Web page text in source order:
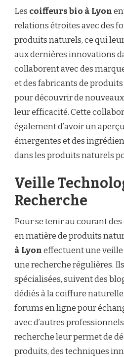
Les coiffeurs bio à Lyon
relations étroites avec des
produits naturels, ce qui
aux dernières innovations
collaborent avec des
et des fabricants de
pour découvrir de
leur efficacité. Cette
également d’avoir un
émergentes et des
dans les produits naturels
Veille
Recherche
Pour se tenir au courant
en matière de produits
à Lyoneffectuent une
une recherche régulières.
spécialisées, suivent des
dédiés à la coiffure
forums en ligne pour
avec d’autres
recherche leur permet de
produits, des techniques